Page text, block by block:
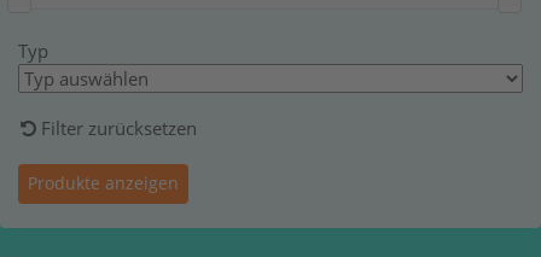
Typ
Filter zurücksetzen